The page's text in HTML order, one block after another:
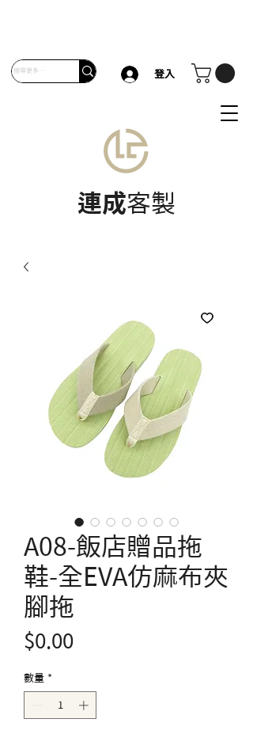
登入
連成客製
A08-飯店贈品拖
鞋-全EVA仿麻布夾
腳拖
$0.00價
數量 *